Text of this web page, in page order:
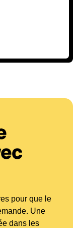
pour que le
Une
dans les